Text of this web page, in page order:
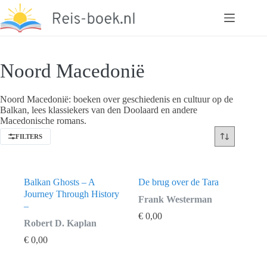
naar
de
Noord Macedonië
Noord Macedonië: boeken over geschiedenis en cultuur op de
Balkan, lees klassiekers van den Doolaard en andere
Macedonische romans.
FILTERS
Balkan Ghosts – A
Journey Through History
–
Robert D. Kaplan
€ 0,00
De brug over de Tara
Frank Westerman
€ 0,00